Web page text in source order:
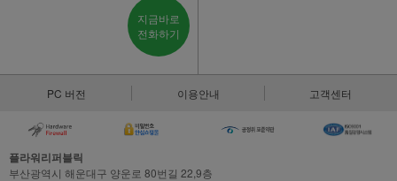
지금바로
전화하기
PC 버전 이용안내 고객센터
플라워리퍼블릭
부산광역시 해운대구 양운로 80번길 22,9층